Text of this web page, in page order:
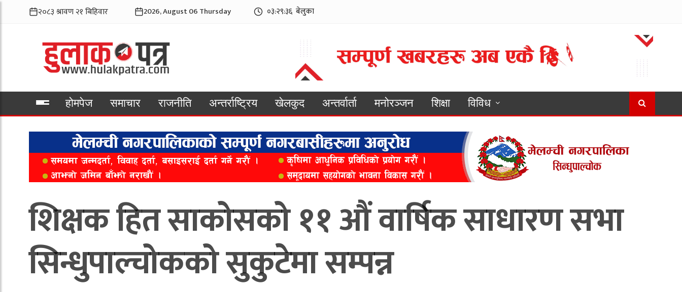
2026, August 06 Thursday ०३:२९:३८ बेलुका
होमपेज समाचार राजनीति अन्तर्राष्ट्रिय खेलकुद अन्तर्वार्ता मनोरञ्जन शिक्षा
विविध
शिक्षक हित साकोसको ११ औं वार्षिक साधारण सभा
सिन्धुपाल्चोकको सुकुटेमा सम्पन्न